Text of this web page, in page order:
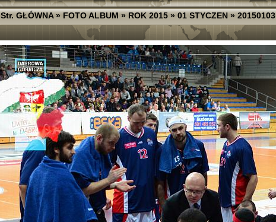
Str. GŁÓWNA»FOTO ALBUM»ROK 2015»01 STYCZEN»20150103